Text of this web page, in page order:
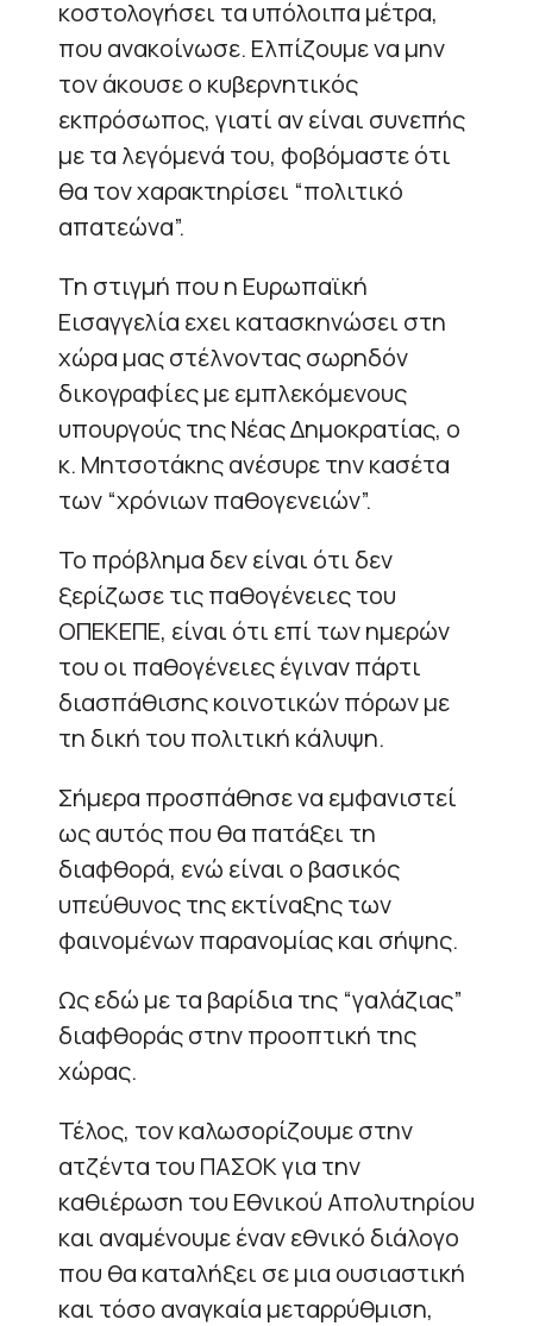
κοστολογήσει τα υπόλοιπα μέτρα,
που ανακοίνωσε. Ελπίζουμε να μην
τον άκουσε ο κυβερνητικός
εκπρόσωπος, γιατί αν είναι συνεπής
με τα λεγόμενά του, φοβόμαστε ότι
θα τον χαρακτηρίσει “πολιτικό
απατεώνα”.
Τη στιγμή που η Ευρωπαϊκή
Εισαγγελία εχει κατασκηνώσει στη
χώρα μας στέλνοντας σωρηδόν
δικογραφίες με εμπλεκόμενους
υπουργούς της Νέας Δημοκρατίας, ο
κ. Μητσοτάκης ανέσυρε την κασέτα
των “χρόνιων παθογενειών”.
Το πρόβλημα δεν είναι ότι δεν
ξερίζωσε τις παθογένειες του
ΟΠΕΚΕΠΕ, είναι ότι επί των ημερών
του οι παθογένειες έγιναν πάρτι
διασπάθισης κοινοτικών πόρων με
τη δική του πολιτική κάλυψη.
Σήμερα προσπάθησε να εμφανιστεί
ως αυτός που θα πατάξει τη
διαφθορά, ενώ είναι ο βασικός
υπεύθυνος της εκτίναξης των
φαινομένων παρανομίας και σήψης.
Ως εδώ με τα βαρίδια της “γαλάζιας”
διαφθοράς στην προοπτική της
χώρας.
Τέλος, τον καλωσορίζουμε στην
ατζέντα του ΠΑΣΟΚ για την
καθιέρωση του Εθνικού Απολυτηρίου
και αναμένουμε έναν εθνικό διάλογο
που θα καταλήξει σε μια ουσιαστική
και τόσο αναγκαία μεταρρύθμιση,